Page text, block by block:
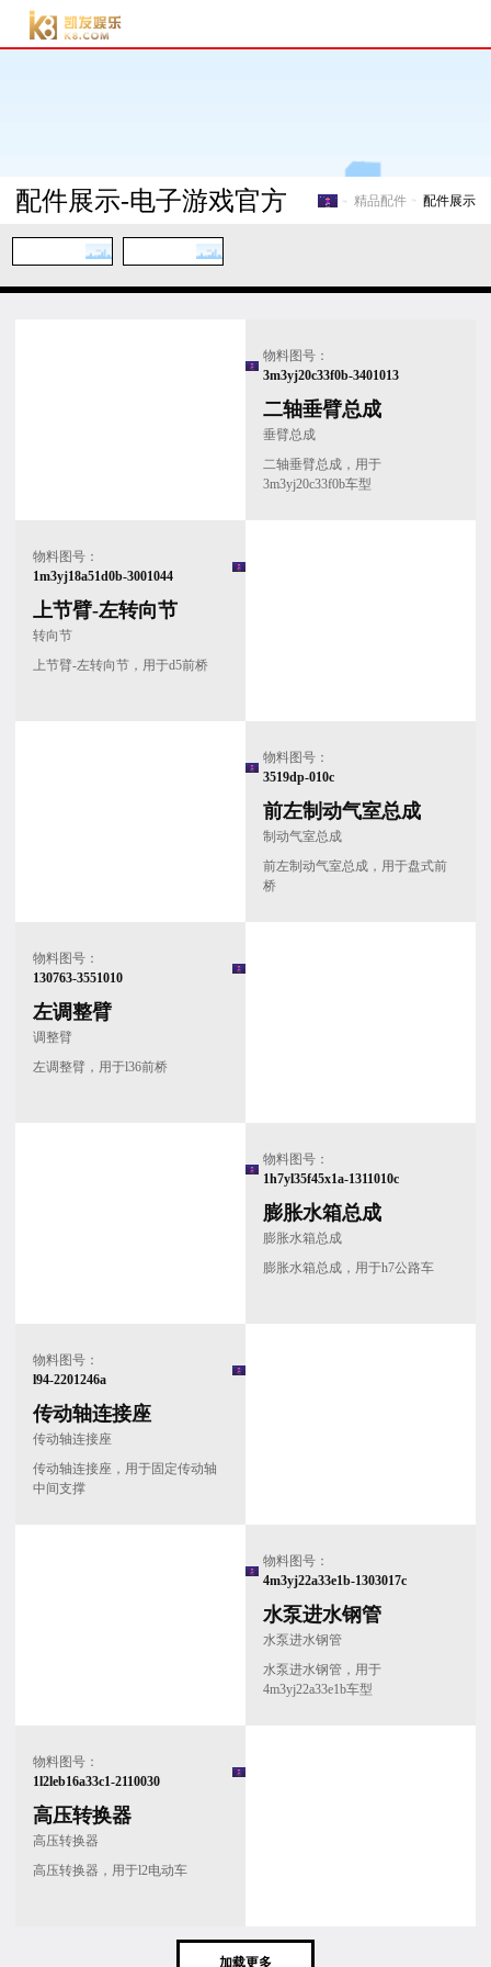
电子游戏官方-电子游
配件展示-电子游戏官方 精品配件 配件展示
物料图号：
3m3yj20c33f0b-3401013
二轴垂臂总成
垂臂总成
二轴垂臂总成，用于
3m3yj20c33f0b车型
物料图号：
1m3yj18a51d0b-3001044
上节臂-左转向节
转向节
上节臂-左转向节，用于d5前桥
物料图号：
3519dp-010c
前左制动气室总成
制动气室总成
前左制动气室总成，用于盘式前
桥
物料图号：
130763-3551010
左调整臂
调整臂
左调整臂，用于l36前桥
物料图号：
1h7yl35f45x1a-1311010c
膨胀水箱总成
膨胀水箱总成
膨胀水箱总成，用于h7公路车
物料图号：
l94-2201246a
传动轴连接座
传动轴连接座
传动轴连接座，用于固定传动轴
中间支撑
物料图号：
4m3yj22a33e1b-1303017c
水泵进水钢管
水泵进水钢管
水泵进水钢管，用于
4m3yj22a33e1b车型
物料图号：
1l2leb16a33c1-2110030
高压转换器
高压转换器
高压转换器，用于l2电动车
加载更多